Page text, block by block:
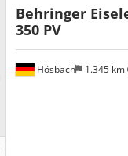
Hösbach 1.345 km
Behringer
350 PV